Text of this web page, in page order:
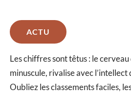
ACTU
Les chiffres sont têtus : le
minuscule, rivalise avec l’intellect
Oubliez les classements faciles,